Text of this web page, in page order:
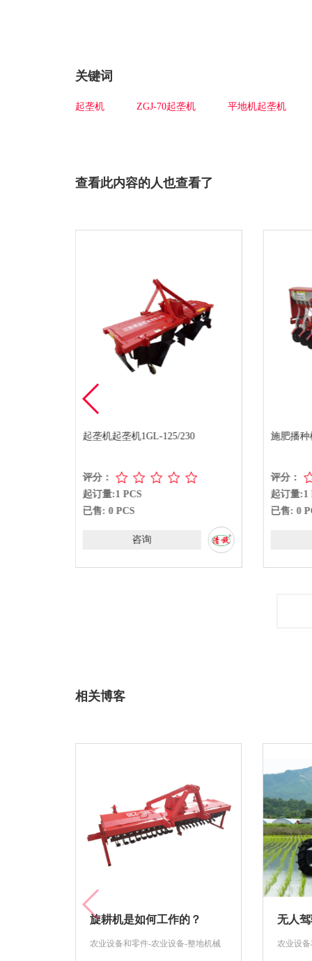
关键词
起垄机 ZGJ-70起垄机 平地机起垄机
查看此内容的人也查看了
起垄机起垄机1GL-125/230
评分：
起订量:1 PCS
已售: 0 PCS
咨询
施肥播种
评分：
起订量:1
已售: 0
相关博客
旋耕机是如何工作的？
农业设备和零件-农业设备-整地机械
无人
农业设